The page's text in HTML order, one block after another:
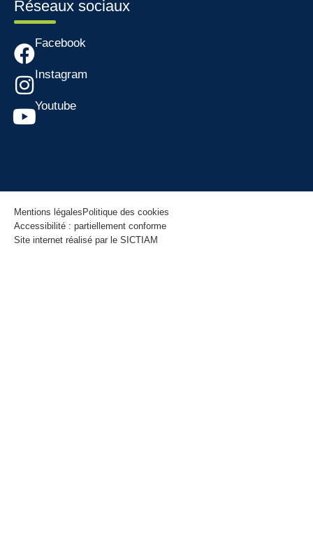
Réseaux sociaux
Facebook
Instagram
Youtube
Mentions légalesPolitique des cookies
Accessibilité : partiellement conforme
Site internet réalisé par le SICTIAM